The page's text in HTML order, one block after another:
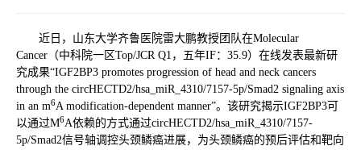
近日，山东大学齐鲁医院雷大鹏教授团队在Molecular
Cancer （中科院一区Top/JCR Q1，五年IF：35.9）在线发表最新研
究成果“IGF2BP3 promotes progression of head and neck cancers
through the circHECTD2/hsa_miR_4310/7157-5p/Smad2 signaling axis
in an m6A modification-dependent manner”。该研究揭示IGF2BP3可
以通过M6A依赖的方式通过circHECTD2/hsa_miR_4310/7157-
5p/Smad2信号轴调控头颈鳞癌进展，为头颈鳞癌的预后评估和靶向